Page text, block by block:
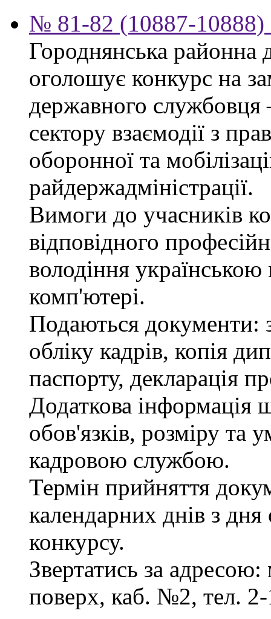
№ 81-82 (10887-10888)
Городнянська районна
оголошує конкурс на
державного службовця
сектору взаємодії з
оборонної та
райдержадміністрації.
Вимоги до учасників
відповідного
володіння
комп'ютері.
Подаються документи:
обліку кадрів, копія
паспорту, декларація
Додаткова інформація
обов'язків, розміру та
кадровою службою.
Термін прийняття
календарних днів з
конкурсу.
Звертатись за
поверх, каб. №2, тел.